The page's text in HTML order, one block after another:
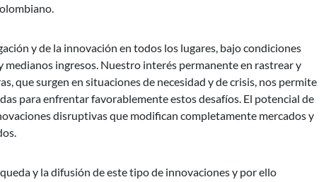
y de la innovación en todos los lugares, bajo condiciones
medianos ingresos. Nuestro interés permanente en rastrear y
que surgen en situaciones de necesidad y de crisis, nos permite
para enfrentar favorablemente estos desafíos. El potencial de
disruptivas que modifican completamente mercados y
y la difusión de este tipo de innovaciones y por ello